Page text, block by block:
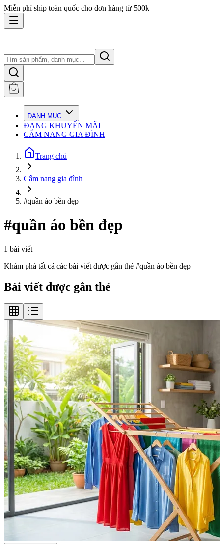
Miễn phí ship toàn quốc cho đơn hàng từ 500k
DANH MỤC
ĐANG KHUYẾN MÃI
CẨM NANG GIA ĐÌNH
Trang chủ
Cẩm nang gia đình
#quần áo bền đẹp
#quần áo bền đẹp
1 bài viết
Khám phá tất cả các bài viết được gắn thẻ #quần áo bền đẹp
Bài viết được gắn thẻ